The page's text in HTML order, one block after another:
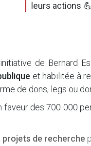
leurs actions
de Bernard
et habilitée à
de dons, legs ou
faveur des 700 000
projets de recherche